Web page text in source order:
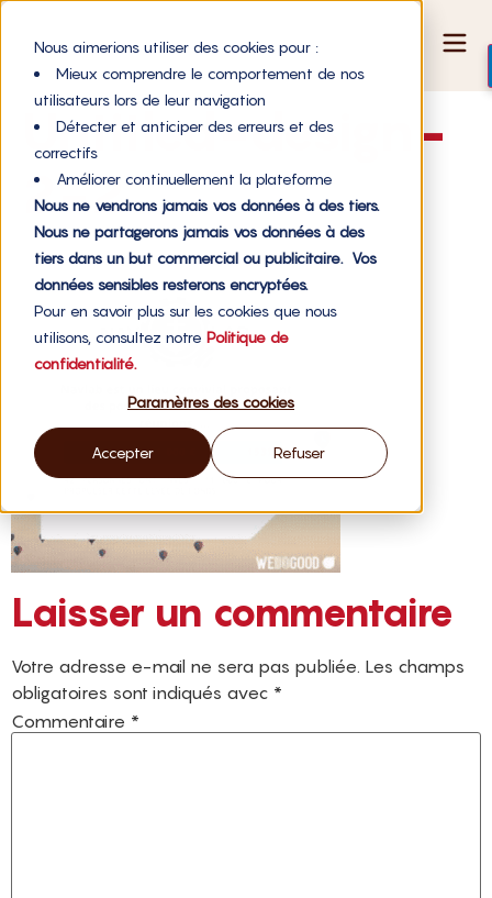
Nous aimerions utiliser des cookies pour :
Mieux comprendre le comportement de nos
utilisateurs lors de leur navigation
Détecter et anticiper des erreurs et des
correctifs
Améliorer continuellement la plateforme
Nous ne vendrons jamais vos données à des tiers.
Nous ne partagerons jamais vos données à des
tiers dans un but commercial ou publicitaire. Vos
données sensibles resterons encryptées.
Pour en savoir plus sur les cookies que nous
utilisons, consultez notre Politique de
confidentialité.
Paramètres des cookies
Accepter Refuser
Untitled-design-
2-2
Laisser un commentaire
Votre adresse e-mail ne sera pas publiée. Les champs
obligatoires sont indiqués avec *
Commentaire *